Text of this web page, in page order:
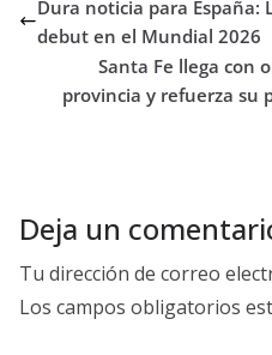
Dura noticia para España:
debut en el Mundial 2026
Santa Fe llega con
provincia y refuerza su
Deja un
Tu dirección de correo
Los campos obligatorios